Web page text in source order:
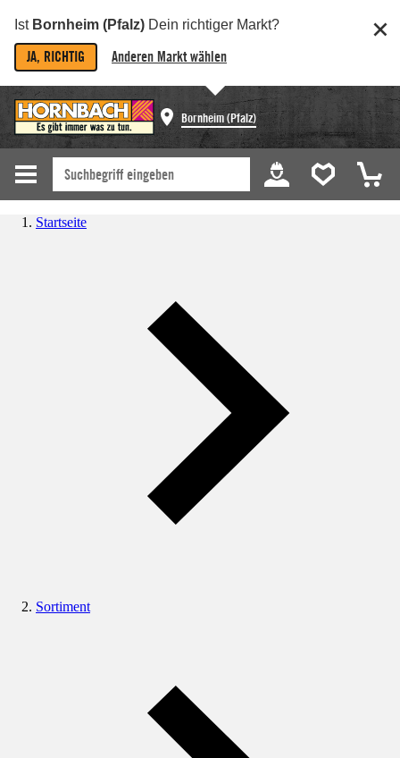
Ist Bornheim (Pfalz) Dein richtiger Markt?
JA, RICHTIG Anderen Markt wählen
Bornheim (Pfalz)
Startseite
Sortiment